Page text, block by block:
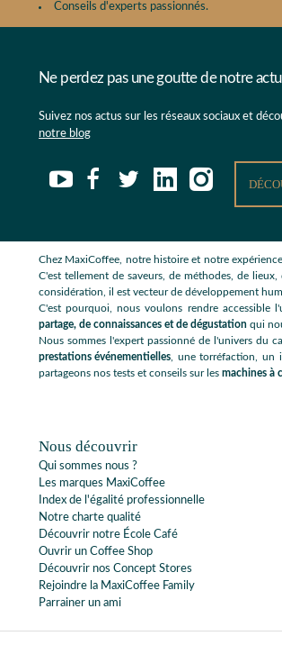
Conseils d'experts passionnés.
Ne perdez pas une goutte de notre
Suivez nos actus sur les réseaux sociaux et
notre blog
Chez MaxiCoffee, notre histoire et notre
C'est tellement de saveurs, de méthodes, de
considération, il est vecteur de développement
C'est pourquoi, nous voulons rendre accessible
partage, de connaissances et de dégustation qui
Nous sommes l'expert passionné de l'univers du
prestations événementielles , une torréfaction,
partageons nos tests et conseils sur les machines à
Nous découvrir
Qui sommes nous ?
Les marques MaxiCoffee
Index de l'égalité professionnelle
Notre charte qualité
Découvrir notre École Café
Ouvrir un Coffee Shop
Découvrir nos Concept Stores
Rejoindre la MaxiCoffee Family
Parrainer un ami